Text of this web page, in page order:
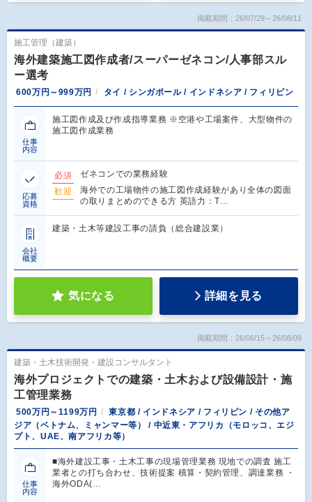
掲載期間：26/07/29～26/08/11
施工管理（建築）
海外建築施工図作成者/スーパーゼネコン/人事部スル
ー選考
600万円～999万円 タイ / シンガポール / インドネシア / フィリピン
仕事
内容
施工図作成及び作成指導業務 ※空港や工場案件、大型物件の
施工図作成業務
応募
資格
必須
ゼネコンでの業務経験
歓迎
海外での工場物件の施工図作成経験があり全体の図面
の取りまとめのできる方 英語力：T…
会社
概要
建築・土木等建設工事の請負（総合建設業）
気になる 詳細を見る
掲載期間：26/06/15～26/08/09
建築・土木技術開発・建設コンサルタント
海外プロジェクトでの建築・土木および設備設計・施
工管理業務
500万円～1199万円
東京都 / インドネシア / フィリピン / その他ア
ジア（ベトナム、ミャンマー等） / 中近東・アフリカ（モロッコ、エジ
プト、UAE、南アフリカ等）
仕事
内容
■海外建設工事・土木工事の現場管理業務 現地での調査 施工
業者との打ち合わせ、技術提案 積算・契約管理、調達業務 ・
海外ODA(…